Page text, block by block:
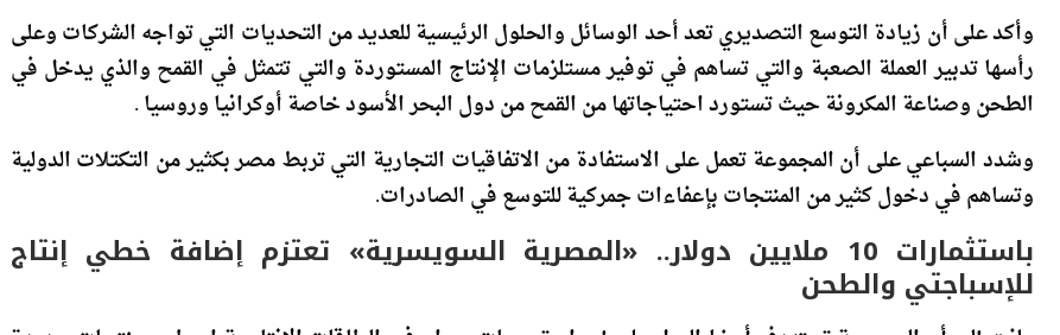
وأكد على أن زيادة التوسع التصديري تعد أحد الوسائل والحلول الرئيسية للعديد من التحديات التي تواجه الشركات وعلى
رأسها تدبير العملة الصعبة والتي تساهم في توفير مستلزمات الإنتاج المستوردة والتي تتمثل في القمح والذي يدخل في
الطحن وصناعة المكرونة حيث تستورد احتياجاتها من القمح من دول البحر الأسود خاصة أوكرانيا وروسيا .
وشدد السباعي على أن المجموعة تعمل على الاستفادة من الاتفاقيات التجارية التي تربط مصر بكثير من التكتلات الدولية
وتساهم في دخول كثير من المنتجات بإعفاءات جمركية للتوسع في الصادرات.
باستثمارات 10 ملايين دولار.. «المصرية السويسرية» تعتزم إضافة خطي إنتاج
للإسباجتي والطحن